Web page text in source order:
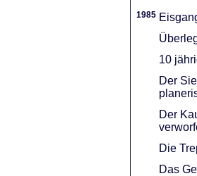
1985
10
Der
Der
Die
Das